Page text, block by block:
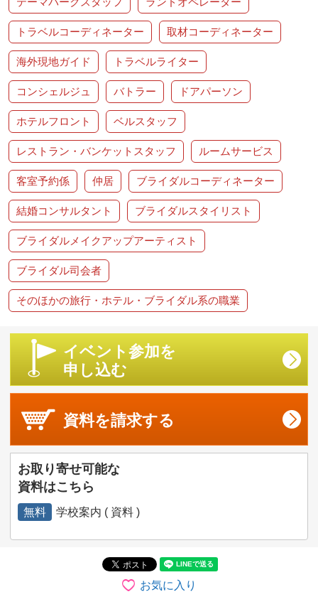
トラベルコーディネーター 取材コーディネーター
海外現地ガイド トラベルライター
コンシェルジュ バトラー ドアパーソン
ホテルフロント ベルスタッフ
レストラン・バンケットスタッフ ルームサービス
客室予約係 仲居 ブライダルコーディネーター
結婚コンサルタント ブライダルスタイリスト
ブライダルメイクアップアーティスト
ブライダル司会者
そのほかの旅行・ホテル・ブライダル系の職業
イベント参加を
申し込む
資料を請求する
お取り寄せ可能な
資料はこちら
無料 学校案内 ( 資料 )
お気に入り